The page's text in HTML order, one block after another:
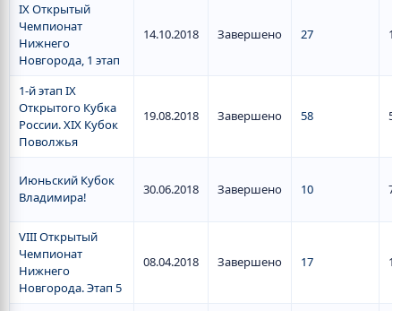
IX Открытый
Чемпионат
Нижнего
Новгорода, 1 этап
14.10.2018 Завершено 27 16
1-й этап IX
Открытого Кубка
России. XIX Кубок
Поволжья
19.08.2018 Завершено 58 55
Июньский Кубок
Владимира!
30.06.2018 Завершено 10 7
VIII Открытый
Чемпионат
Нижнего
Новгорода. Этап 5
08.04.2018 Завершено 17 13